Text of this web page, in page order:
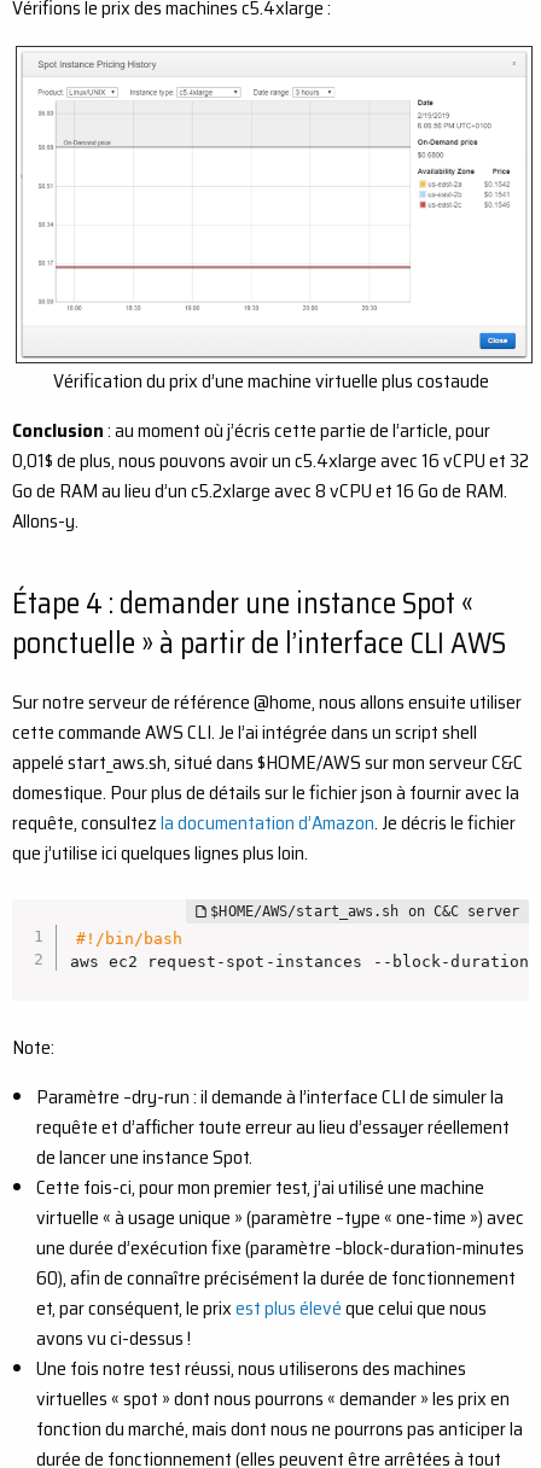
Vérifions le prix des machines c5.4xlarge :
Vérification du prix d’une machine virtuelle plus costaude
Conclusion: au moment où j’écris cette partie de l’article, pour
0,01$ de plus, nous pouvons avoir un c5.4xlarge avec 16 vCPU et 32
Go de RAM au lieu d’un c5.2xlarge avec 8 vCPU et 16 Go de RAM.
Allons-y.
Étape 4 : demander une instance Spot «
ponctuelle » à partir de l’interface CLI AWS
Sur notre serveur de référence @home, nous allons ensuite utiliser
cette commande AWS CLI. Je l’ai intégrée dans un script shell
appelé start_aws.sh, situé dans $HOME/AWS sur mon serveur C&C
domestique. Pour plus de détails sur le fichier json à fournir avec la
requête, consultezla documentation d’Amazon. Je décris le fichier
que j’utilise ici quelques lignes plus loin.
#!/bin/bash
aws ec2 request-spot-instances --block-
Note:
Paramètre –dry-run : il demande à l’interface CLI de simuler la
requête et d’afficher toute erreur au lieu d’essayer réellement
de lancer une instance Spot.
Cette fois-ci, pour mon premier test, j’ai utilisé une machine
virtuelle « à usage unique » (paramètre –type « one-time ») avec
une durée d’exécution fixe (paramètre –block-duration-minutes
60), afin de connaître précisément la durée de fonctionnement
et, par conséquent, le prixest plus élevéque celui que nous
avons vu ci-dessus !
Une fois notre test réussi, nous utiliserons des machines
virtuelles « spot » dont nous pourrons « demander » les prix en
fonction du marché, mais dont nous ne pourrons pas anticiper la
durée de fonctionnement (elles peuvent être arrêtées à tout